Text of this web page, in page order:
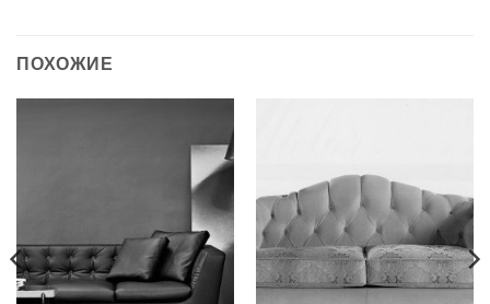
ПОХОЖИЕ